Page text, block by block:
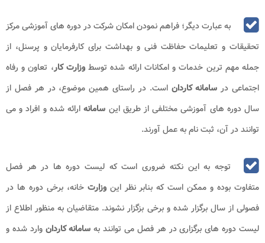
به عبارت دیگر؛ فراهم نمودن امکان شرکت در دوره‌ های آموزشی مرکز
تحقیقات و تعلیمات حفاظت فنی و بهداشت برای کارفرمایان و پرسنل، از
جمله مهم ترین خدمات و امکانات ارائه شده توسطوزارت کار، تعاون و رفاه
اجتماعی در سامانه کارداناست. در راستای همین موضوع، در هر فصل از
سال دوره‌ های آموزشی مختلفی از طریق این سامانهارائه شده و افراد و می
توانند در آن، ثبت نام به عمل آورند.
توجه به این نکته ضروری است که لیست دوره ها در هر فصل
متفاوت بوده و ممکن است که بنابر نظر اینوزارتخانه، برخی دوره ها در
فصولی از سال برگزار شده و برخی بزگزار نشوند. متقاضیان به منظور اطلاع از
لیست دوره های برگزاری در هر فصل می توانند بهسامانه کاردانوارد شده و